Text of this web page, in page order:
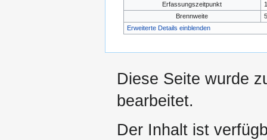
Erfassungszeitpunkt
Brennweite
Erweiterte Details einblenden
Diese Seite wurde
bearbeitet.
Der Inhalt ist